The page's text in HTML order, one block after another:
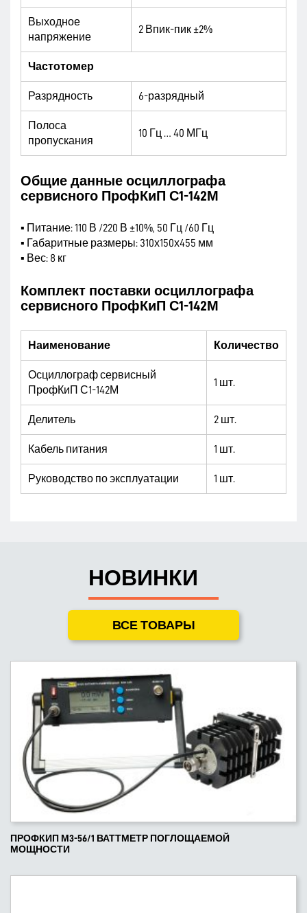
Выходное
напряжение
2 Впик-пик ±2%
Частотомер
Разрядность 6-разрядный
Полоса
пропускания
10 Гц … 40 МГц
Общие данные осциллографа
сервисного ПрофКиП С1-142М
▪ Питание: 110 В /220 В ±10%, 50 Гц /60 Гц
▪ Габаритные размеры: 310х150х455 мм
▪ Вес: 8 кг
Комплект поставки осциллографа
сервисного ПрофКиП С1-142М
Наименование Количество
Осциллограф сервисный
ПрофКиП С1-142М
1 шт.
Делитель 2 шт.
Кабель питания 1 шт.
Руководство по эксплуатации 1 шт.
НОВИНКИ
ВСЕ ТОВАРЫ
ПРОФКИП М3-56/1 ВАТТМЕТР ПОГЛОЩАЕМОЙ
МОЩНОСТИ